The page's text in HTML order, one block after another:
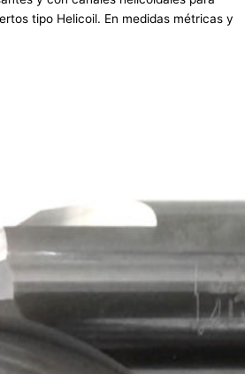
tipo Helicoil. En medidas métricas y